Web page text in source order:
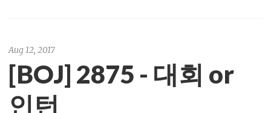
Aug 12, 2017
[BOJ] 2875 - 대회 or
인턴